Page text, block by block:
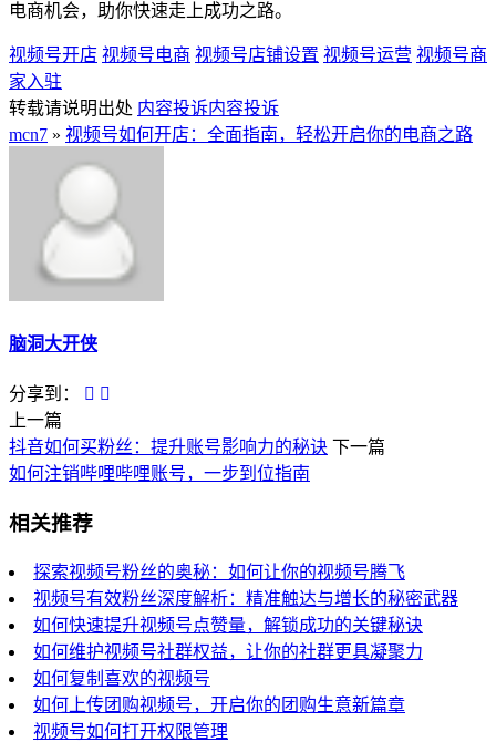
电商机会，助你快速走上成功之路。
视频号开店 视频号电商 视频号店铺设置 视频号运营 视频号商
家入驻
转载请说明出处 内容投诉内容投诉
mcn7 » 视频号如何开店：全面指南，轻松开启你的电商之路
脑洞大开侠
分享到：
上一篇
抖音如何买粉丝：提升账号影响力的秘诀
下一篇
如何注销哔哩哔哩账号，一步到位指南
相关推荐
探索视频号粉丝的奥秘：如何让你的视频号腾飞
视频号有效粉丝深度解析：精准触达与增长的秘密武器
如何快速提升视频号点赞量，解锁成功的关键秘诀
如何维护视频号社群权益，让你的社群更具凝聚力
如何复制喜欢的视频号
如何上传团购视频号，开启你的团购生意新篇章
视频号如何打开权限管理